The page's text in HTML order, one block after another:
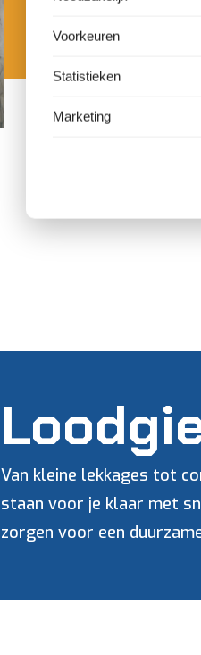
verzekerd bent van
Van kleine lekkages tot
staan voor je klaar met
zorgen voor een
Voorkeuren
Statistieken
Marketing